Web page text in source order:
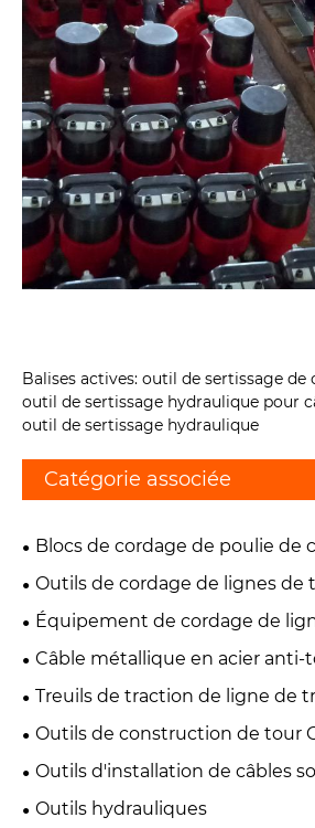
Balises actives: outil de sertissage de
outil de sertissage hydraulique pour
outil de sertissage hydraulique
Catégorie associée
Blocs de cordage de poulie de
Outils de cordage de lignes de
Équipement de cordage de
Câble métallique en acier anti-
Treuils de traction de ligne de
Outils de construction de tour
Outils d'installation de câbles
Outils hydrauliques